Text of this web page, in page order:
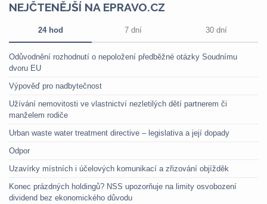
NEJČTENĚJŠÍ NA EPRAVO.CZ
24 hod 7 dní 30 dní
Odůvodnění rozhodnutí o nepoložení předběžné otázky Soudnímu
dvoru EU
Výpověď pro nadbytečnost
Užívání nemovitosti ve vlastnictví nezletilých dětí partnerem či
manželem rodiče
Urban waste water treatment directive – legislativa a její dopady
Odpor
Uzavírky místních i účelových komunikací a zřizování objížděk
Konec prázdných holdingů? NSS upozorňuje na limity osvobození
dividend bez ekonomického důvodu